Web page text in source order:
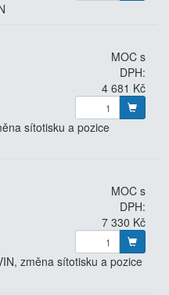
MOC s
DPH:
4 681 Kč
sítotisku a pozice
MOC s
DPH:
7 330 Kč
změna sítotisku a pozice